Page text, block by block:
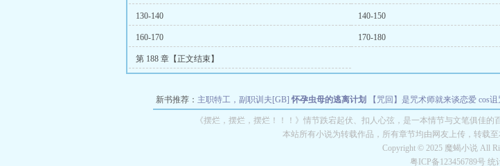
130-140 140-150
160-170 170-180
第 188 章【正文结束】
新书推荐： 主职特工，副职训夫[GB] 怀孕虫母的逃离计划 【咒回】是咒术师就来谈恋爱 cos
圣手 荞麦清清
《摆烂，摆烂，摆烂！！！》情节跌宕起伏、扣人心弦，是一本情节与文笔俱佳
本站所有小说为转载作品，所有章节均由网友上传，转载
Copyright © 2025 魔蝎小说 All
粤ICP备123456789号 统